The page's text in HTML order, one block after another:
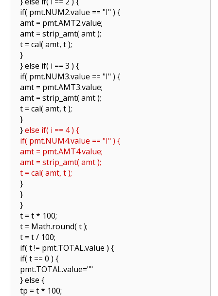
if( pmt.NUM2.value == "I" ) {
amt = pmt.AMT2.value;
amt = strip_amt( amt );
t = cal( amt, t );
}
} else if( i == 3 ) {
if( pmt.NUM3.value == "I" ) {
amt = pmt.AMT3.value;
amt = strip_amt( amt );
t = cal( amt, t );
}
}else if( i == 4 ) {
if( pmt.NUM4.value == "I" ) {
amt = pmt.AMT4.value;
amt = strip_amt( amt );
t = cal( amt, t );
}
}
}
t = t * 100;
t = Math.round( t );
t = t / 100;
if( t != pmt.TOTAL.value ) {
if( t == 0 ) {
pmt.TOTAL.value=""
} else {
tp = t * 100;